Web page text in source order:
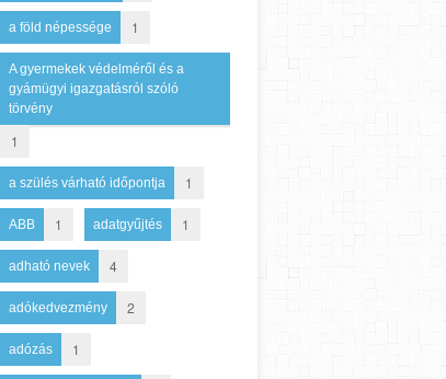
a föld népessége 1
A gyermekek védelméről és a
gyámügyi igazgatásról szóló
törvény
1
a szülés várható időpontja 1
ABB 1 adatgyűjtés 1
adható nevek 4
adókedvezmény 2
adózás 1